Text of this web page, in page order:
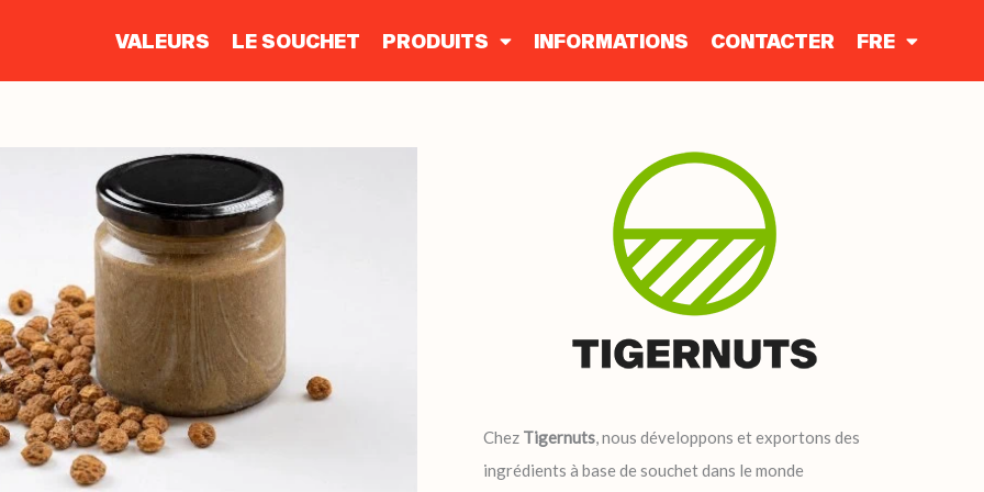
VALEURS LE SOUCHET PRODUITS INFORMATIONS CONTACTER FRE
Chez Tigernuts, nous développons et exportons des
ingrédients à base de souchet dans le monde